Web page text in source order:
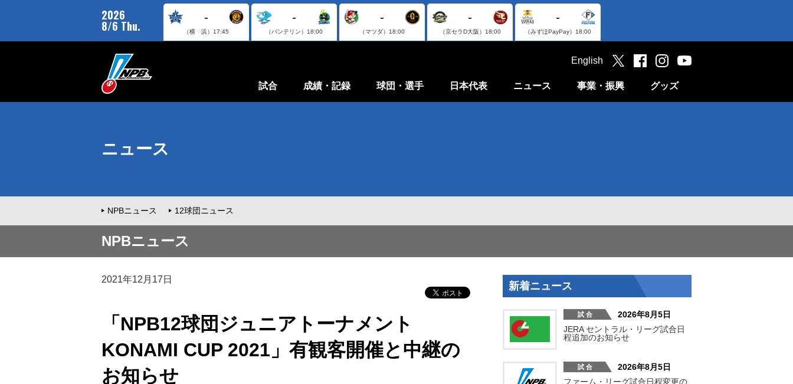
2026
8/6 Thu.
-
（横 浜） 17:45
-
（バンテリン） 18:00
-
（マツダ） 18:00
-
（京セラD大阪） 18:00
-
（みずほPayPay） 18:00
試合 成績・記録 球団・選手 日本代表 ニュース 事業・振興 グッズ
English
ニュース
NPBニュース 12球団ニュース
NPBニュース
2021年12月17日
「NPB12球団ジュニアトーナメント
KONAMI CUP 2021」有観客開催と中継の
お知らせ
新着ニュース
2026年8月5日
JERA セントラル・リーグ試合日
程追加のお知らせ
2026年8月5日
ファーム・リーグ試合日程変更の